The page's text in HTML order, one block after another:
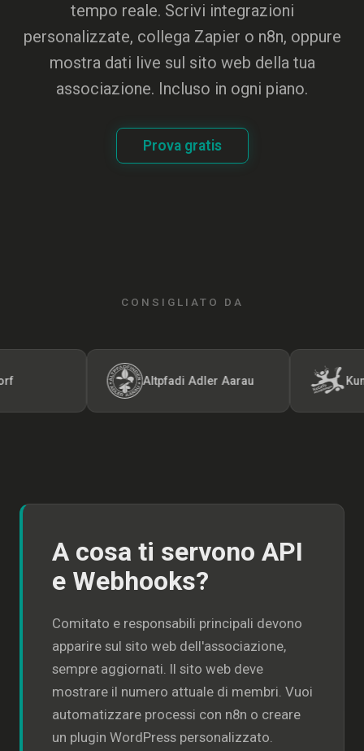
tempo reale. Scrivi integrazioni
personalizzate, collega Zapier o n8n, oppure
mostra dati live sul sito web della tua
associazione. Incluso in ogni piano.
Prova gratis
CONSIGLIATO DA
Altpfadi Adler Aarau Kunst-
A cosa ti servono API
e Webhooks?
Comitato e responsabili principali devono
apparire sul sito web dell'associazione,
sempre aggiornati. Il sito web deve
mostrare il numero attuale di membri. Vuoi
automatizzare processi con n8n o creare
un plugin WordPress personalizzato.